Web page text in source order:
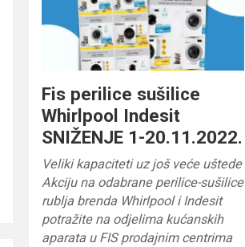
Fis perilice sušilice
Whirlpool Indesit
SNIŽENJE 1-20.11.2022.
Veliki kapaciteti uz još veće uštede
Akciju na odabrane perilice-sušilice
rublja brenda Whirlpool i Indesit
potražite na odjelima kućanskih
aparata u FIS prodajnim centrima